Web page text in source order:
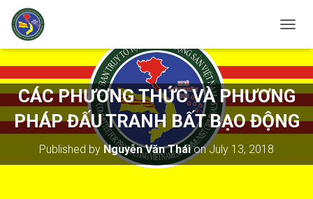
O
L
E
N
A
G
CÁC PHƯƠNG THỨC VÀ PHƯƠNG
PHÁP ĐẤU TRANH BẤT BẠO ĐỘNG
Published by Nguyễn Văn TháionJuly 13, 2018